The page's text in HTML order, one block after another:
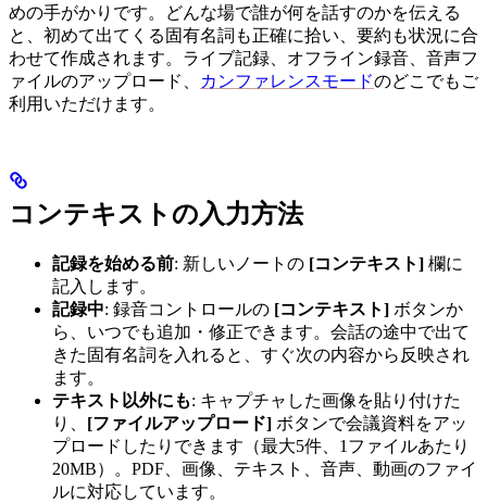
めの手がかりです。どんな場で誰が何を話すのかを伝える
と、初めて出てくる固有名詞も正確に拾い、要約も状況に合
わせて作成されます。ライブ記録、オフライン録音、音声フ
ァイルのアップロード、
カンファレンスモードのどこでもご
利用いただけます。
コンテキストの入力方法
記録を始める前: 新しいノートの [コンテキスト] 欄に
記入します。
記録中: 録音コントロールの [コンテキスト] ボタンか
ら、いつでも追加・修正できます。会話の途中で出て
きた固有名詞を入れると、すぐ次の内容から反映され
ます。
テキスト以外にも: キャプチャした画像を貼り付けた
り、 [ファイルアップロード] ボタンで会議資料をアッ
プロードしたりできます（最大5件、1ファイルあたり
20MB）。PDF、画像、テキスト、音声、動画のファイ
ルに対応しています。